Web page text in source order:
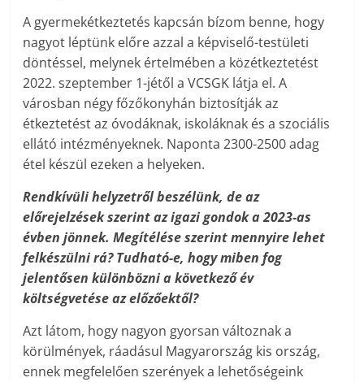
A gyermekétkeztetés kapcsán bízom benne, hogy
nagyot léptünk előre azzal a képviselő-testületi
döntéssel, melynek értelmében a közétkeztetést
2022. szeptember 1-jétől a VCSGK látja el. A
városban négy főzőkonyhán biztosítják az
étkeztetést az óvodáknak, iskoláknak és a szociális
ellátó intézményeknek. Naponta 2300-2500 adag
étel készül ezeken a helyeken.
Rendkívüli helyzetről beszélünk, de az
előrejelzések szerint az igazi gondok a 2023-as
évben jönnek. Megítélése szerint mennyire lehet
felkészülni rá? Tudható-e, hogy miben fog
jelentősen különbözni a következő év
költségvetése az előzőektől?
Azt látom, hogy nagyon gyorsan változnak a
körülmények, ráadásul Magyarország kis ország,
ennek megfelelően szerények a lehetőségeink